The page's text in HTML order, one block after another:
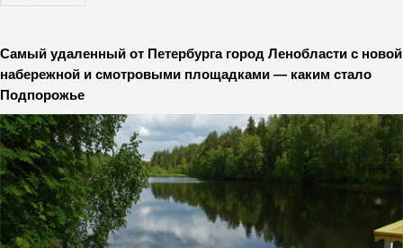
Самый удаленный от Петербурга город Ленобласти с новой
набережной и смотровыми площадками — каким стало
Подпорожье